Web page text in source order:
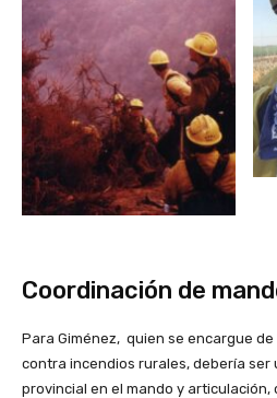
Coordinación de
Para Giménez, quien se encargue
contra incendios rurales, debería ser
provincial en el mando y articulación,